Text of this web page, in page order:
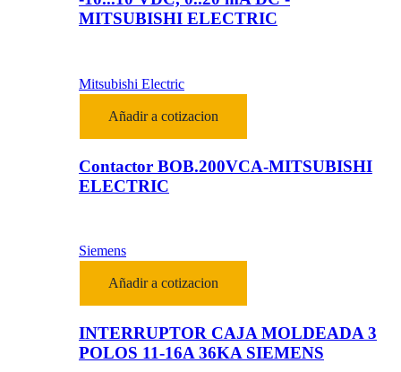
MITSUBISHI ELECTRIC
Mitsubishi Electric
Añadir a cotizacion
Contactor BOB.200VCA-MITSUBISHI
ELECTRIC
Siemens
Añadir a cotizacion
INTERRUPTOR CAJA MOLDEADA 3
POLOS 11-16A 36KA SIEMENS